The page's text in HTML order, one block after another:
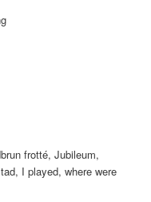
frotté, Jubileum,
I played, where were